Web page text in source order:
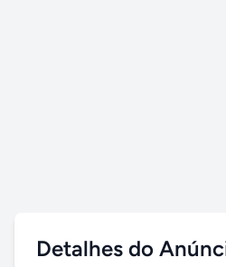
Detalhes do